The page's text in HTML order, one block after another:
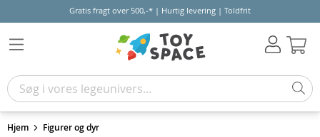
Gratis fragt over 500,-* | Hurtig levering | Toldfrit
Hjem Figurer og dyr